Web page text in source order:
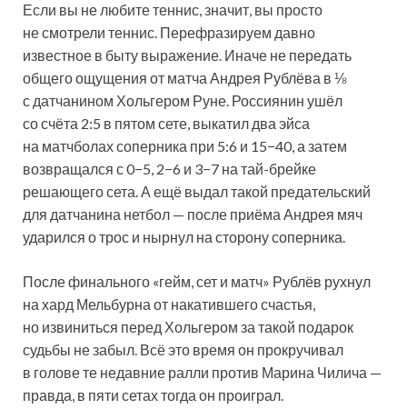
Если вы не любите теннис, значит, вы просто
не смотрели теннис. Перефразируем давно
известное в быту выражение. Иначе не передать
общего ощущения от матча Андрея Рублёва в ⅛
с датчанином Хольгером Руне. Россиянин ушёл
со счёта 2:5 в пятом сете, выкатил два эйса
на матчболах соперника при 5:6 и 15−40, а затем
возвращался с 0−5, 2−6 и 3−7 на тай-брейке
решающего сета. А ещё выдал такой предательский
для датчанина нетбол — после приёма Андрея мяч
ударился о трос и нырнул на сторону соперника.
После финального «гейм, сет и матч» Рублёв рухнул
на хард Мельбурна от накатившего счастья,
но извиниться перед Хольгером за такой подарок
судьбы не забыл. Всё это время он прокручивал
в голове те недавние ралли против Марина Чилича —
правда, в пяти сетах тогда он проиграл.